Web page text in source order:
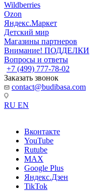
Wildberries
Ozon
Яндекс.Маркет
Детский мир
Магазины партнеров
Внимание! ПОДДЕЛКИ
Вопросы и ответы
+7 (499) 777-78-02
Заказать звонок
contact@budibasa.com
RU EN
Вконтакте
YouTube
Rutube
MAX
Google Plus
Яндекс.Дзен
TikTok